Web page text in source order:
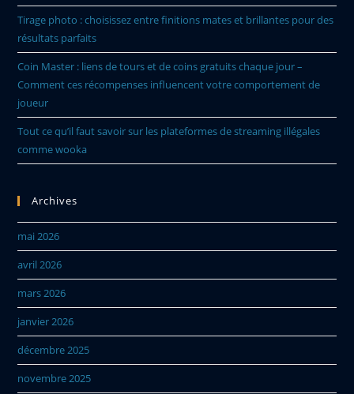
Tirage photo : choisissez entre finitions mates et brillantes pour des
résultats parfaits
Coin Master : liens de tours et de coins gratuits chaque jour –
Comment ces récompenses influencent votre comportement de
joueur
Tout ce qu’il faut savoir sur les plateformes de streaming illégales
comme wooka
Archives
mai 2026
avril 2026
mars 2026
janvier 2026
décembre 2025
novembre 2025